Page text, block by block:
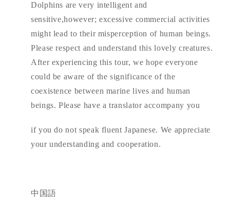
Dolphins are very intelligent and
sensitive,however; excessive commercial activities
might lead to their misperception of human beings.
Please respect and understand this lovely creatures.
After experiencing this tour, we hope everyone
could be aware of the significance of the
coexistence between marine lives and human
beings. Please have a translator accompany you
if you do not speak fluent Japanese. We appreciate
your understanding and cooperation.
中国語